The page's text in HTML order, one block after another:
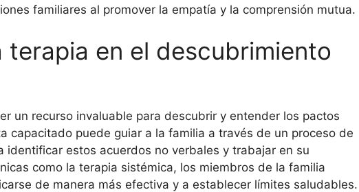
familiares al promover la empatía y la comprensión mutua.
terapia en el descubrimiento
un recurso invaluable para descubrir y entender los pactos
capacitado puede guiar a la familia a través de un proceso de
identificar estos acuerdos no verbales y trabajar en su
como la terapia sistémica, los miembros de la familia
de manera más efectiva y a establecer límites saludables.